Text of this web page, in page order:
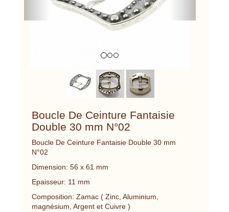
Boucle De Ceinture Fantaisie
Double 30 mm N°02
Boucle De Ceinture Fantaisie Double 30 mm
N°02
Dimension: 56 x 61 mm
Epaisseur: 11 mm
Composition: Zamac ( Zinc, Aluminium,
magnésium, Argent et Cuivre )